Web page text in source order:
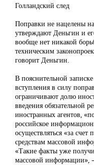
Голландский след
Поправки не нацелены
утверждают Деньгин и
вообще нет никакой
техническим
говорит Деньгин.
В пояснительной
вступления в силу
ограничивают долю
введения обязательной
иностранных агентов,
российское
осуществляться «за счет
средствам массовой
«Такие факты уже
массовой информации»,